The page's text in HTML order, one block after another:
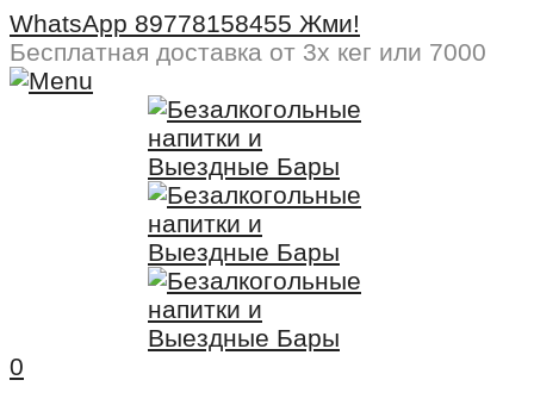
WhatsApp 89778158455 Жми!
Бесплатная доставка от 3х кег или 7000
0